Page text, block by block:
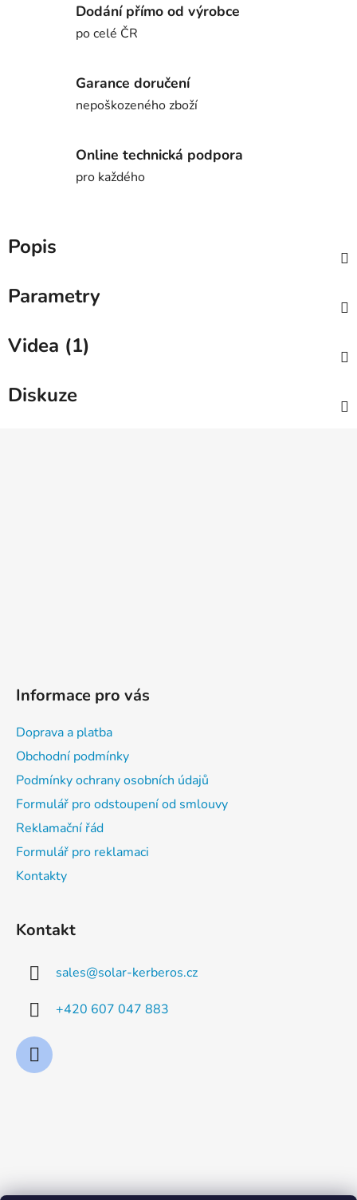
Dodání přímo od výrobce
po celé ČR
Garance doručení
nepoškozeného zboží
Online technická podpora
pro každého
Popis
Parametry
Videa (1)
Diskuze
Informace pro vás
Doprava a platba
Obchodní podmínky
Podmínky ochrany osobních údajů
Formulář pro odstoupení od smlouvy
Reklamační řád
Formulář pro reklamaci
Kontakty
Kontakt
sales@solar-kerberos.cz
+420 607 047 883